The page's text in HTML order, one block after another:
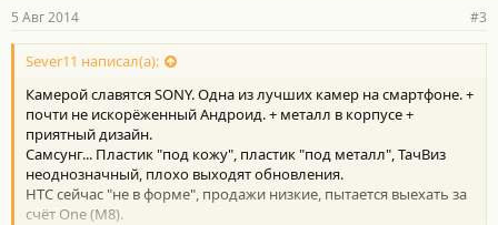
н
о
с
и
:
5 Авг 2014 #3
Sever11 написал(а):
Камерой славятся SONY. Одна из лучших камер на смартфоне. +
почти не искорёженный Андроид. + металл в корпусе +
приятный дизайн.
Самсунг... Пластик "под кожу", пластик "под металл", ТачВиз
неоднозначный, плохо выходят обновления.
HTC сейчас "не в форме", продажи низкие, пытается выехать за
счёт One (M8).